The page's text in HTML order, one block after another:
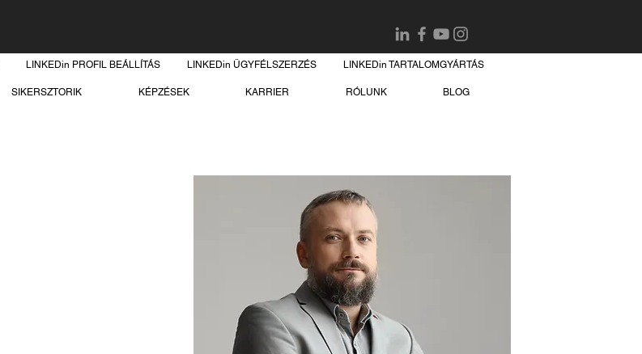
LINKEDin PROFIL BEÁLLÍTÁS LINKEDin ÜGYFÉLSZERZÉS LINKEDin TARTALOMGYÁRTÁS
SIKERSZTORIK KÉPZÉSEK KARRIER RÓLUNK BLOG